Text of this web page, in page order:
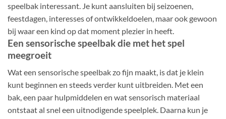
speelbak interessant. Je kunt aansluiten bij seizoenen,
feestdagen, interesses of ontwikkeldoelen, maar ook gewoon
bij waar een kind op dat moment plezier in heeft.
Een sensorische speelbak die met het spel
meegroeit
Wat een sensorische speelbak zo fijn maakt, is dat je klein
kunt beginnen en steeds verder kunt uitbreiden. Met een
bak, een paar hulpmiddelen en wat sensorisch materiaal
ontstaat al snel een uitnodigende speelplek. Daarna kun je